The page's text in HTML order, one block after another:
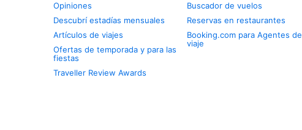
Opiniones
Descubrí estadías mensuales
Artículos de viajes
Ofertas de temporada y para las
fiestas
Traveller Review Awards
Buscador de vuelos
Reservas en restaurantes
Booking.com para Agentes de
viaje